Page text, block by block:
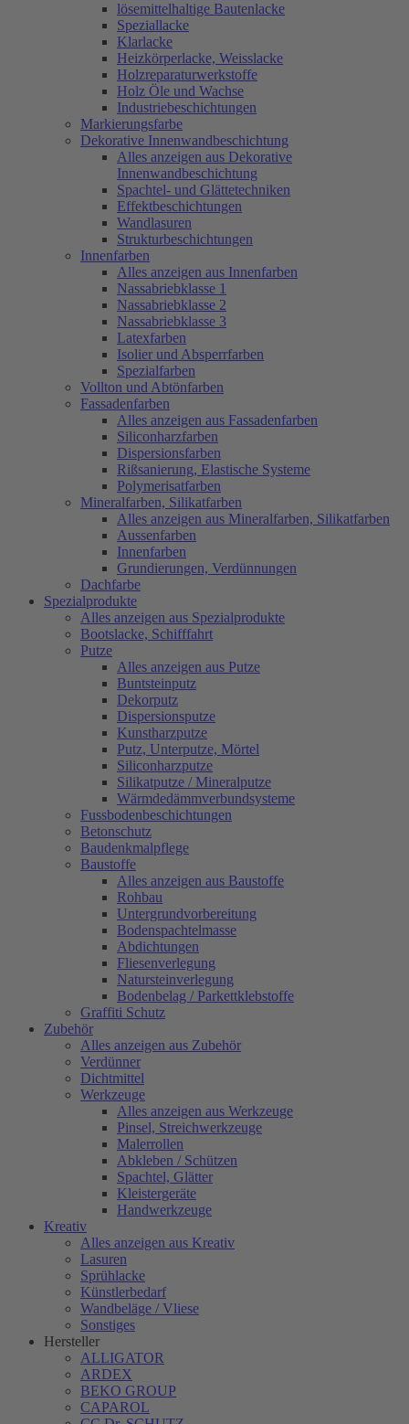
lösemittelhaltige Bautenlacke
Speziallacke
Klarlacke
Heizkörperlacke, Weisslacke
Holzreparaturwerkstoffe
Holz Öle und Wachse
Industriebeschichtungen
Markierungsfarbe
Dekorative Innenwandbeschichtung
Alles anzeigen aus Dekorative
Innenwandbeschichtung
Spachtel- und Glättetechniken
Effektbeschichtungen
Wandlasuren
Strukturbeschichtungen
Innenfarben
Alles anzeigen aus Innenfarben
Nassabriebklasse 1
Nassabriebklasse 2
Nassabriebklasse 3
Latexfarben
Isolier und Absperrfarben
Spezialfarben
Vollton und Abtönfarben
Fassadenfarben
Alles anzeigen aus Fassadenfarben
Siliconharzfarben
Dispersionsfarben
Rißsanierung, Elastische Systeme
Polymerisatfarben
Mineralfarben, Silikatfarben
Alles anzeigen aus Mineralfarben, Silikatfarben
Aussenfarben
Innenfarben
Grundierungen, Verdünnungen
Dachfarbe
Spezialprodukte
Alles anzeigen aus Spezialprodukte
Bootslacke, Schifffahrt
Putze
Alles anzeigen aus Putze
Buntsteinputz
Dekorputz
Dispersionsputze
Kunstharzputze
Putz, Unterputze, Mörtel
Siliconharzputze
Silikatputze / Mineralputze
Wärmdedämmverbundsysteme
Fussbodenbeschichtungen
Betonschutz
Baudenkmalpflege
Baustoffe
Alles anzeigen aus Baustoffe
Rohbau
Untergrundvorbereitung
Bodenspachtelmasse
Abdichtungen
Fliesenverlegung
Natursteinverlegung
Bodenbelag / Parkettklebstoffe
Graffiti Schutz
Zubehör
Alles anzeigen aus Zubehör
Verdünner
Dichtmittel
Werkzeuge
Alles anzeigen aus Werkzeuge
Pinsel, Streichwerkzeuge
Malerrollen
Abkleben / Schützen
Spachtel, Glätter
Kleistergeräte
Handwerkzeuge
Kreativ
Alles anzeigen aus Kreativ
Lasuren
Sprühlacke
Künstlerbedarf
Wandbeläge / Vliese
Sonstiges
Hersteller
ALLIGATOR
ARDEX
BEKO GROUP
CAPAROL